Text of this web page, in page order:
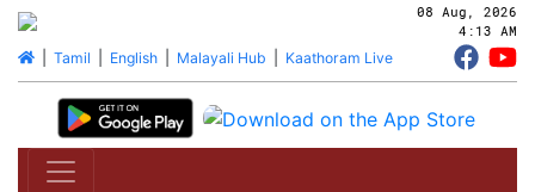
08 Aug, 2026
4:13 AM
| Tamil English| Malayali Hub Kaathoram Live